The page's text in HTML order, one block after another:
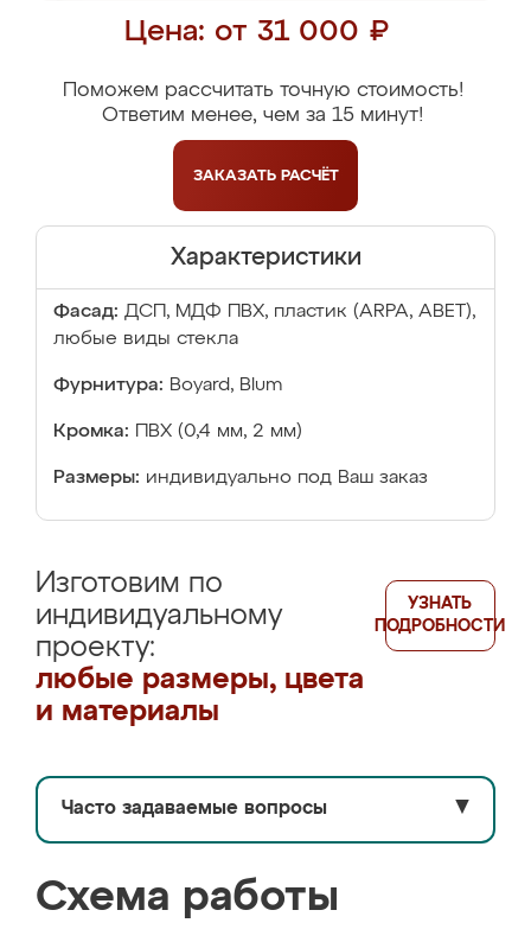
Цена: от 31 000 ₽
Поможем рассчитать точную стоимость!
Ответим менее, чем за 15 минут!
ЗАКАЗАТЬ РАСЧЁТ
Характеристики
Фасад: ДСП, МДФ ПВХ, пластик (ARPA, ABET),
любые виды стекла
Фурнитура: Boyard, Blum
Кромка: ПВХ (0,4 мм, 2 мм)
Размеры: индивидуально под Ваш заказ
Изготовим по
индивидуальному
проекту:
любые размеры, цвета
и материалы
УЗНАТЬ
ПОДРОБНОСТИ
Часто задаваемые вопросы ▼
Схема работы